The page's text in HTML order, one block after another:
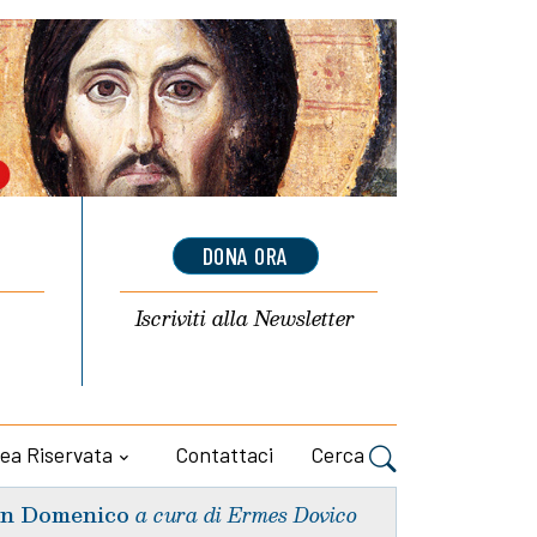
DONA ORA
Iscriviti allaNewsletter
Riservata Contattaci Cerca
Domenico a cura di Ermes Dovico